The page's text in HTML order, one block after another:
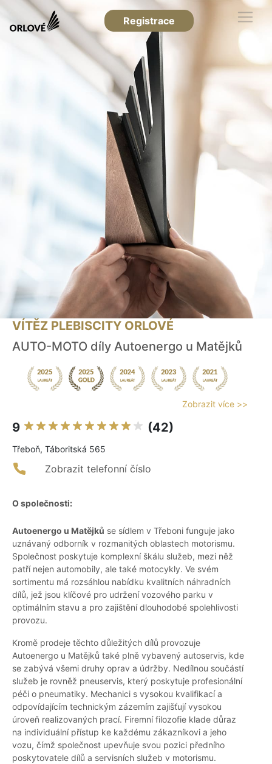
Registrace
VÍTĚZ PLEBISCITY ORLOVÉ
AUTO-MOTO díly Autoenergo u Matějků
Zobrazit více >>
9 (42)
Třeboň, Táboritská 565
Zobrazit telefonní číslo
O společnosti:
Autoenergo u Matějků se sídlem v Třeboni funguje jako
uznávaný odborník v rozmanitých oblastech motorismu.
Společnost poskytuje komplexní škálu služeb, mezi něž
patří nejen automobily, ale také motocykly. Ve svém
sortimentu má rozsáhlou nabídku kvalitních náhradních
dílů, jež jsou klíčové pro udržení vozového parku v
optimálním stavu a pro zajištění dlouhodobé spolehlivosti
provozu.
Kromě prodeje těchto důležitých dílů provozuje
Autoenergo u Matějků také plně vybavený autoservis, kde
se zabývá všemi druhy oprav a údržby. Nedílnou součástí
služeb je rovněž pneuservis, který poskytuje profesionální
péči o pneumatiky. Mechanici s vysokou kvalifikací a
odpovídajícím technickým zázemím zajišťují vysokou
úroveň realizovaných prací. Firemní filozofie klade důraz
na individuální přístup ke každému zákazníkovi a jeho
vozu, čímž společnost upevňuje svou pozici předního
poskytovatele dílů a servisních služeb v motorismu.